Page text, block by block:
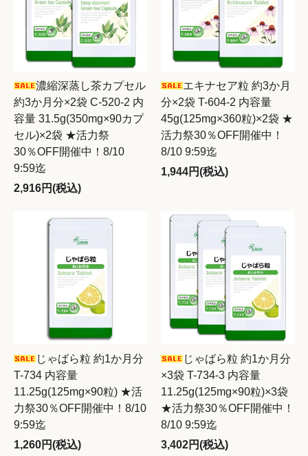
濃縮深蒸し茶カプセル
約3か月分×2袋 C-520-2 内
容量 31.5g(350mg×90カプ
セル)×2袋 ★活力祭
30％OFF開催中！8/10
9:59迄
2,916円(税込)
エキナセア粒 約3か月
分×2袋 T-604-2 内容量
45g(125mg×360粒)×2袋 ★
活力祭30％OFF開催中！
8/10 9:59迄
1,944円(税込)
じゃばら粒 約1か月分
T-734 内容量
11.25g(125mg×90粒) ★活
力祭30％OFF開催中！8/10
9:59迄
1,260円(税込)
じゃばら粒 約1か月分
×3袋 T-734-3 内容量
11.25g(125mg×90粒)×3袋
★活力祭30％OFF開催中！
8/10 9:59迄
3,402円(税込)